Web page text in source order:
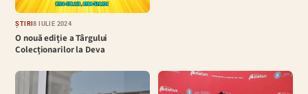
ȘTIRI8 IULIE 2024
O nouă ediție a Târgului
Colecționarilor la Deva